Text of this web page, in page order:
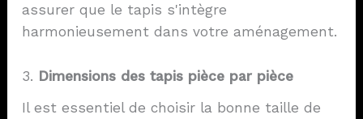
assurer que le tapis s'intègre
harmonieusement dans votre aménagement.
3. Dimensions des tapis pièce par pièce
Il est essentiel de choisir la bonne taille de